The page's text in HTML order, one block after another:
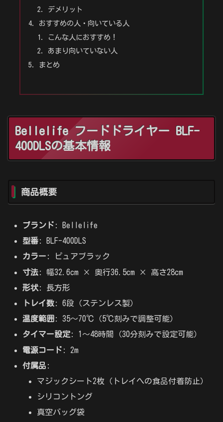
デメリット
おすすめの人・向いている人
こんな人におすすめ！
あまり向いていない人
まとめ
Bellelife フードドライヤー BLF-
400DLSの基本情報
商品概要
ブランド : Bellelife
型番: BLF-400DLS
カラー : ピュアブラック
寸法: 幅32.6cm × 奥行36.5cm × 高さ28cm
形状: 長方形
トレイ数: 6段（ステンレス製）
温度範囲 : 35～70℃（5℃刻みで調整可能）
タイマー設定: 1～48時間（30分刻みで設定可能）
電源コード : 2m
付属品 :
マジックシート2枚（トレイへの食品付着防止）
シリコントング
真空バッグ袋